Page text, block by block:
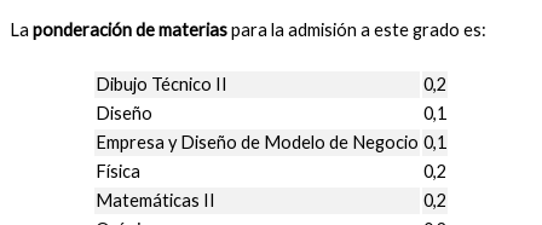
La ponderación de materiaspara la admisión a este grado es:
Dibujo Técnico II
0,2
Diseño
0,1
Empresa y Diseño de Modelo de Negocio 0,1
Física
0,2
Matemáticas II
0,2